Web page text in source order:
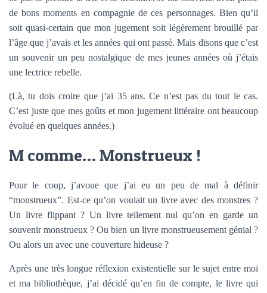
de bons moments en compagnie de ces personnages. Bien qu’il
soit quasi-certain que mon jugement soit légèrement brouillé par
l’âge que j’avais et les années qui ont passé. Mais disons que c’est
un souvenir un peu nostalgique de mes jeunes années où j’étais
une lectrice rebelle.
(Là, tu dois croire que j’ai 35 ans. Ce n’est pas du tout le cas.
C’est juste que mes goûts et mon jugement littéraire ont beaucoup
évolué en quelques années.)
M comme… Monstrueux !
Pour le coup, j’avoue que j’ai eu un peu de mal à définir
“monstrueux”. Est-ce qu’on voulait un livre avec des monstres ?
Un livre flippant ? Un livre tellement nul qu’on en garde un
souvenir monstrueux ? Ou bien un livre monstrueusement génial ?
Ou alors un avec une couverture hideuse ?
Après une très longue réflexion existentielle sur le sujet entre moi
et ma bibliothèque, j’ai décidé qu’en fin de compte, le livre qui